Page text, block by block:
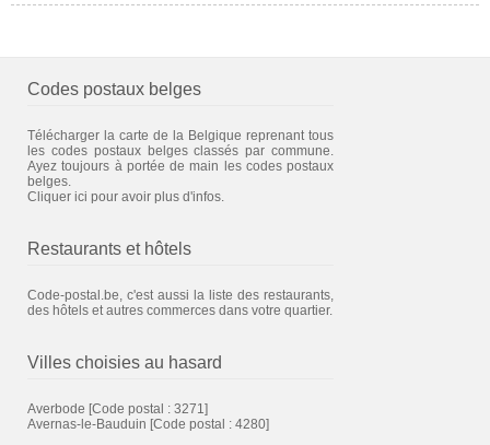
Codes postaux belges
Télécharger la carte de la Belgique reprenant tous
les codes postaux belges classés par commune.
Ayez toujours à portée de main les codes postaux
belges.
Cliquer ici pour avoir plus d'infos.
Restaurants et hôtels
Code-postal.be, c'est aussi la liste des restaurants,
des hôtels et autres commerces dans votre quartier.
Villes choisies au hasard
Averbode [Code postal : 3271]
Avernas-le-Bauduin [Code postal : 4280]